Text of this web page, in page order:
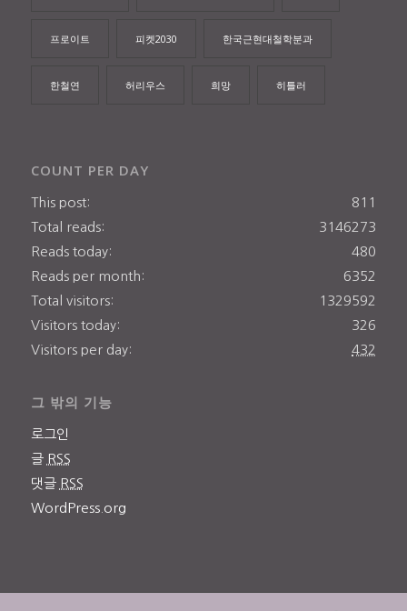
프로이트 피켓2030 한국근현대철학분과
한철연 허리우스 희망 히틀러
COUNT PER DAY
811
This post:
3146273
Total reads:
480
Reads today:
6352
Reads per month:
1329592
Total visitors:
326
Visitors today:
432
Visitors per day:
그 밖의 기능
로그인
글 RSS
댓글 RSS
WordPress.org